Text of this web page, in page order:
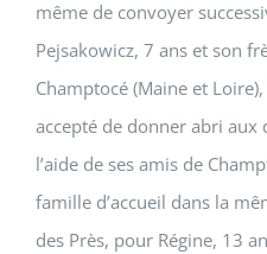
même de convoyer
Pejsakowicz, 7 ans et son
Champtocé (Maine et
accepté de donner abri aux
l’aide de ses amis de
famille d’accueil dans la
des Près, pour Régine, 13